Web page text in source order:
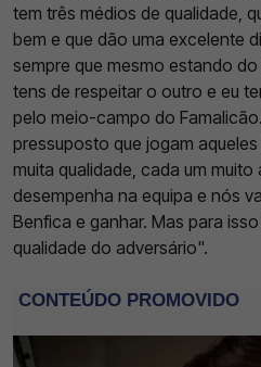
tem três médios de qualidade,
bem e que dão uma excelente
sempre que mesmo estando
tens de respeitar o outro e eu
pelo meio-campo do
pressuposto que jogam
muita qualidade, cada um
desempenha na equipa e nós
Benfica e ganhar. Mas para
qualidade do adversário".